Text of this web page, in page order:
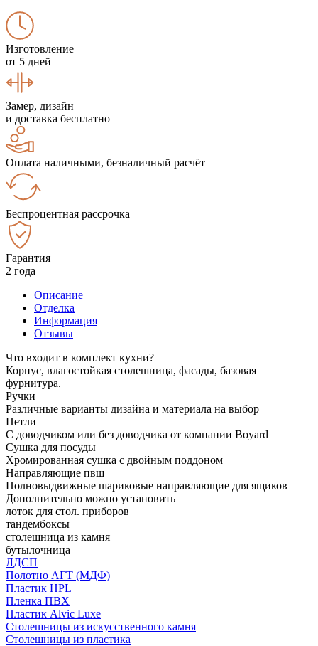
Изготовление
от 5 дней
Замер, дизайн
и доставка бесплатно
Оплата наличными, безналичный расчёт
Беспроцентная рассрочка
Гарантия
2 года
Описание
Отделка
Информация
Отзывы
Что входит в комплект кухни?
Корпус, влагостойкая столешница, фасады, базовая
фурнитура.
Ручки
Различные варианты дизайна и материала на выбор
Петли
С доводчиком или без доводчика от компании Boyard
Сушка для посуды
Хромированная сушка с двойным поддоном
Направляющие пвш
Полновыдвижные шариковые направляющие для ящиков
Дополнительно можно установить
лоток для стол. приборов
тандембоксы
столешница из камня
бутылочница
ЛДСП
Полотно АГТ (МДФ)
Пластик HPL
Пленка ПВХ
Пластик Alvic Luxe
Столешницы из искусственного камня
Столешницы из пластика